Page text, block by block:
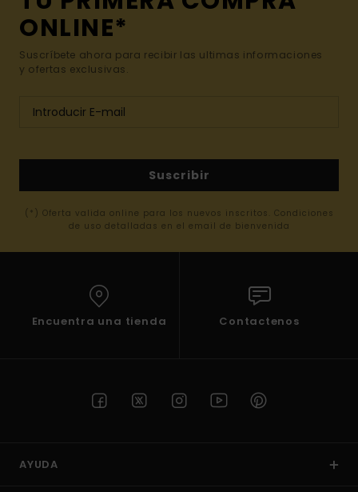
ONLINE*
Suscríbete ahora para recibir las ultimas informaciones
y ofertas exclusivas.
Suscribir
(*) Oferta valida online para los nuevos inscritos. Condiciones
de uso detalladas en el email de bienvenida
Encuentra una tienda Contactenos
AYUDA